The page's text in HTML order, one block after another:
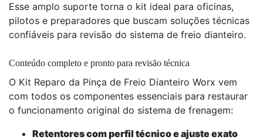
Esse amplo suporte torna o kit ideal para oficinas,
pilotos e preparadores que buscam soluções técnicas
confiáveis para revisão do sistema de freio dianteiro.
Conteúdo completo e pronto para revisão técnica
O Kit Reparo da Pinça de Freio Dianteiro Worx vem
com todos os componentes essenciais para restaurar
o funcionamento original do sistema de frenagem:
Retentores com perfil técnico e ajuste exato